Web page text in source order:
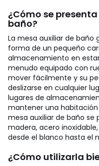
¿Cómo se
baño?
La mesa auxiliar de
forma de un pequeño
almacenamiento en
menudo equipado con
mover fácilmente y su
deslizarse en cualquier
lugares de
mantener una
mesa auxiliar de baño se
madera, acero
desde el blanco hasta el
¿Cómo utilizarla